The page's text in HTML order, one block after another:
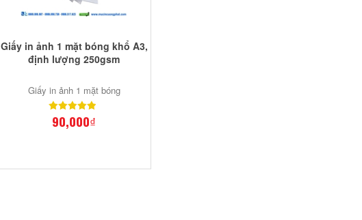
Giấy in ảnh 1 mặt bóng khổ A3,
định lượng 250gsm
Giấy in ảnh 1 mặt bóng
90,000₫